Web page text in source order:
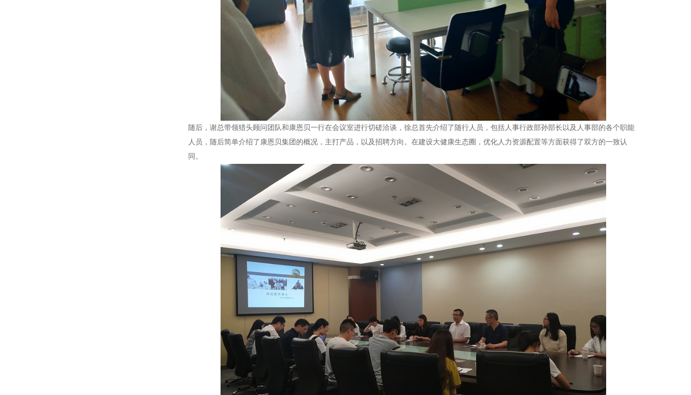
随后，谢总带领猎头顾问团队和康恩贝一行在会议室进行切磋洽谈，徐总首先介绍了随行人员，包括人事行政部孙部长以及人事部的各个职能
人员，随后简单介绍了康恩贝集团的概况，主打产品，以及招聘方向。在建设大健康生态圈，优化 人力资源配置等方面获得了双方的一致认
同。